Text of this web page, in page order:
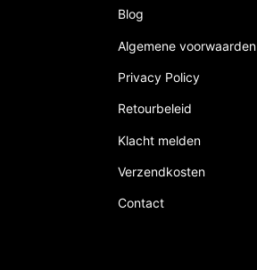
Blog
Algemene voorwaarden
Privacy Policy
Retourbeleid
Klacht melden
Verzendkosten
Contact